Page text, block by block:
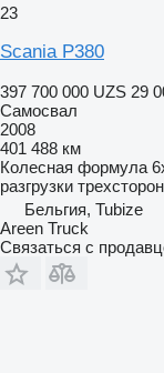
23
Scania P380
397 700 000 UZS 29
Самосвал
2008
401 488 км
Колесная формула
разгрузки
Бельгия, Tubize
Areen Truck
Связаться с